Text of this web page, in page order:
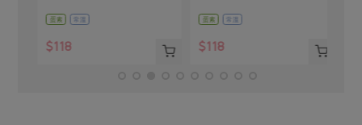
蛋素 常溫
$118
蛋素 常溫
$118